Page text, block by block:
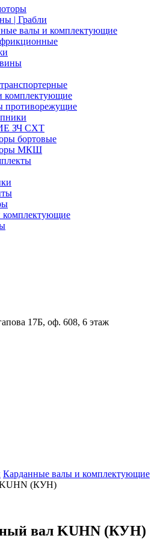
| Грабли
валы и комплектующие
комплектующие
противорежущие
ЗЧ СХТ
бортовые
МКШ
17Б, оф. 608, 6 этаж
Карданные валы и комплектующие
KUHN (КУН)
вал KUHN (КУН)